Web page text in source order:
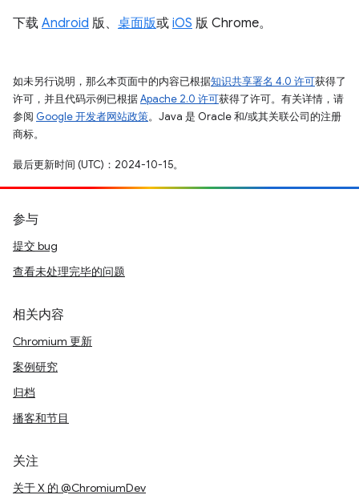
下载 Android 版、 桌面版或 iOS 版 Chrome。
如未另行说明，那么本页面中的内容已根据知识共享署名 4.0 许可获得了
许可，并且代码示例已根据Apache 2.0 许可获得了许可。有关详情，请
参阅 Google 开发者网站政策。Java 是 Oracle 和/或其关联公司的注册
商标。
最后更新时间 (UTC)：2024-10-15。
参与
提交 bug
查看未处理完毕的问题
相关内容
Chromium 更新
案例研究
归档
播客和节目
关注
关于 X 的 @ChromiumDev